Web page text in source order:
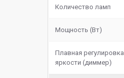
Количество ламп
Мощность (Вт)
Плавная регулировка
яркости (диммер)